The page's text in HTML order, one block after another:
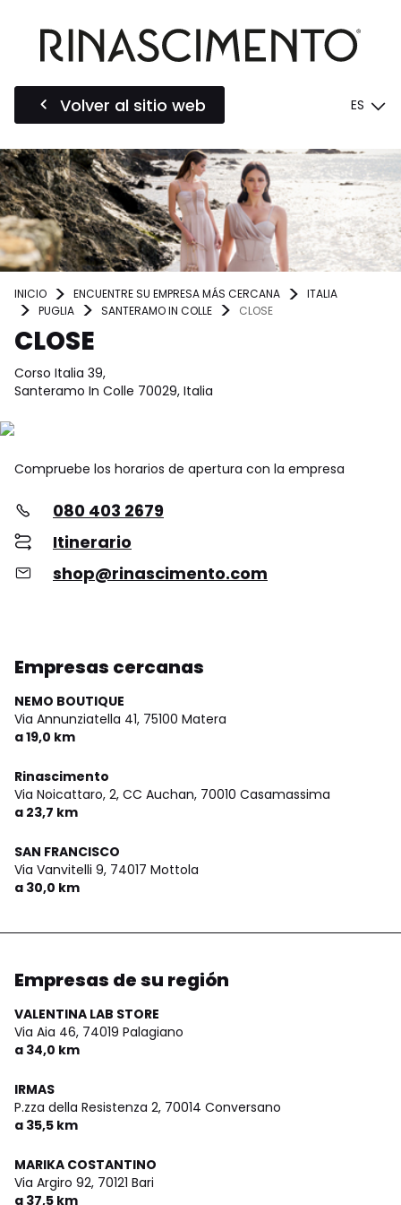
Volver al sitio web ES
INICIO ENCUENTRE SU EMPRESA MÁS CERCANA
ITALIA
PUGLIA
SANTERAMO IN COLLE CLOSE
CLOSE
Corso Italia 39,
Santeramo In Colle 70029, Italia
Compruebe los horarios de apertura con la empresa
080 403 2679
Itinerario
shop@rinascimento.com
Empresas cercanas
NEMO BOUTIQUE
Via Annunziatella 41, 75100 Matera
a 19,0 km
Rinascimento
Via Noicattaro, 2, CC Auchan, 70010 Casamassima
a 23,7 km
SAN FRANCISCO
Via Vanvitelli 9, 74017 Mottola
a 30,0 km
Empresas de su región
VALENTINA LAB STORE
Via Aia 46, 74019 Palagiano
a 34,0 km
IRMAS
P.zza della Resistenza 2, 70014 Conversano
a 35,5 km
MARIKA COSTANTINO
Via Argiro 92, 70121 Bari
a 37,5 km